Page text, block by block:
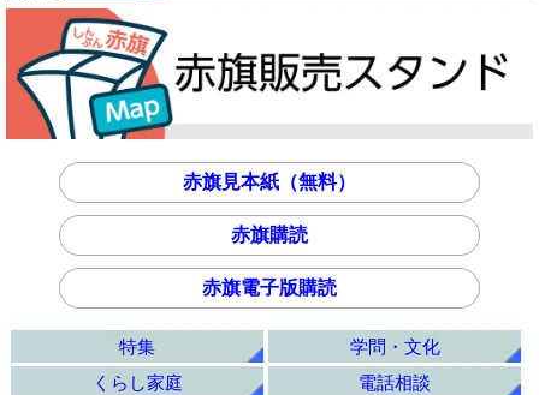
赤旗見本紙（無料）
赤旗購読
赤旗電子版購読
特集
学問・文化
くらし家庭
電話相談